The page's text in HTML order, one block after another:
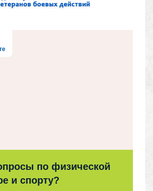
по физической
и спорту?